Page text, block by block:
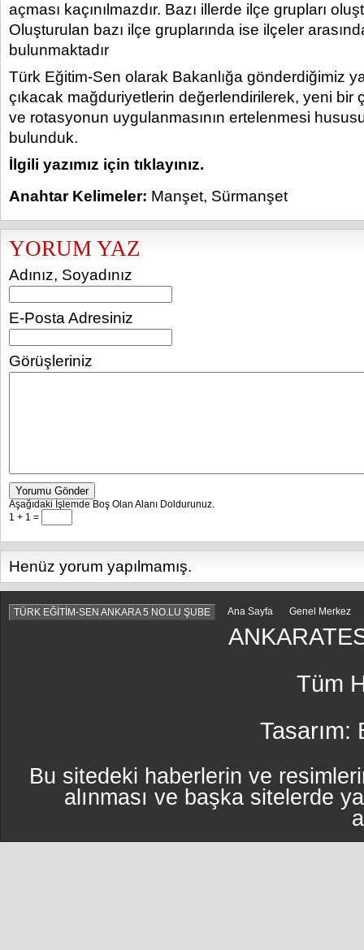
açması kaçınılmazdır. Bazı illerde ilçe grupları
Oluşturulan bazı ilçe gruplarında ise ilçeler
bulunmaktadır
Türk Eğitim-Sen olarak Bakanlığa gönderdiğimiz
çıkacak mağduriyetlerin değerlendirilerek, yeni bir
ve rotasyonun uygulanmasının ertelenmesi
bulunduk.
İlgili yazımız için tıklayınız.
Anahtar Kelimeler: Manşet, Sürmanşet
YORUM YAZ
Adınız, Soyadınız
E-Posta Adresiniz
Görüşleriniz
Yorumu Gönder
Aşağıdaki İşlemde Boş Olan Alanı Doldurunuz.
1 + 1 =
Henüz yorum yapılmamış.
TÜRK EĞİTİM-SEN ANKARA 5 NO.LU ŞUBE Ana Sayfa Genel Merkez
Tüm
Tasarım:
Bu sitedeki haberlerin ve
alınması ve başka sitelerde